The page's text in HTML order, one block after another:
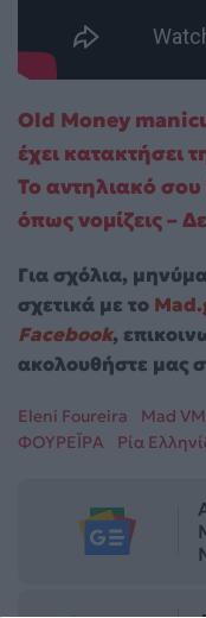
Old Money
έχει κατακτήσει
Το αντηλιακό σου
όπως νομίζεις –
Για σχόλια,
σχετικά με το
Facebook,
ακολουθήστε μας
Eleni Foureira Mad
ΦΟΥΡΕΪΡΑ
Ρία